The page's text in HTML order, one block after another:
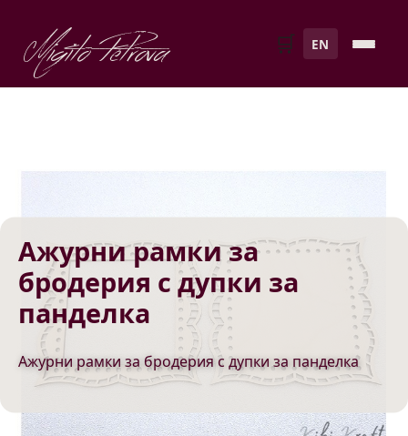
Migito Petrova 🛒 EN
Ажурни рамки за
бродерия с дупки за
панделка
Ажурни рамки за бродерия с дупки за панделка